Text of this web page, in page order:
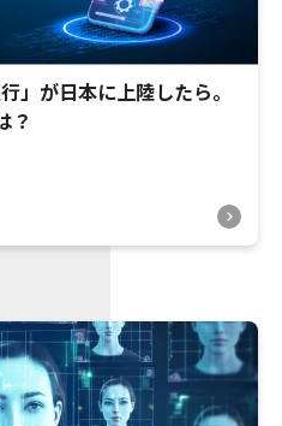
」が日本に上陸したら。
？